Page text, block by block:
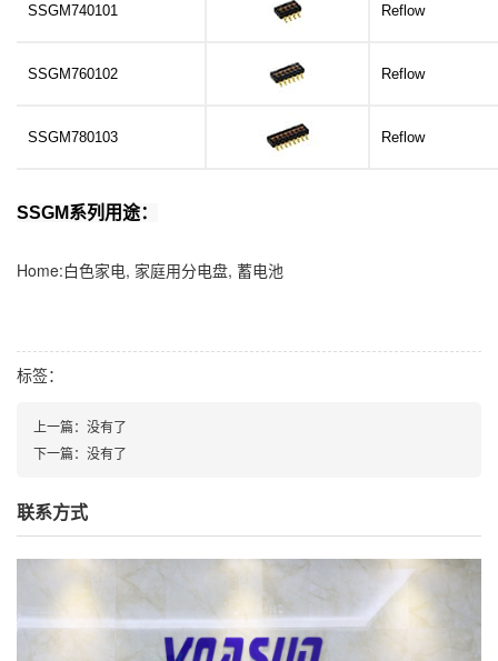
SSGM740101 Reflow
SSGM760102 Reflow
SSGM780103 Reflow
SSGM系列用途：
Home:白色家电, 家庭用分电盘, 蓄电池
标签：
上一篇： 没有了
下一篇： 没有了
联系方式